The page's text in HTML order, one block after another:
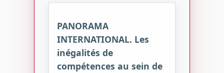
PANORAMA
INTERNATIONAL. Les
inégalités de
compétences au sein de